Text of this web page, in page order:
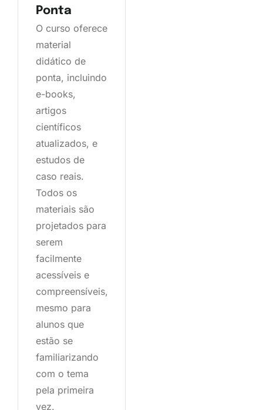
Ponta
O curso oferece
material
didático de
ponta, incluindo
e-books,
artigos
científicos
atualizados, e
estudos de
caso reais.
Todos os
materiais são
projetados para
serem
facilmente
acessíveis e
compreensíveis,
mesmo para
alunos que
estão se
familiarizando
com o tema
pela primeira
vez.